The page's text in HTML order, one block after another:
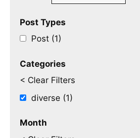
Post Types
Post (1)
Categories
< Clear Filters
diverse (1)
Month